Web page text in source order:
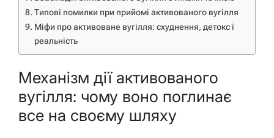
Типові помилки при прийомі активованого вугілля
Міфи про активоване вугілля: схуднення, детокс і
реальність
Механізм дії активованого
вугілля: чому воно поглинає
все на своєму шляху